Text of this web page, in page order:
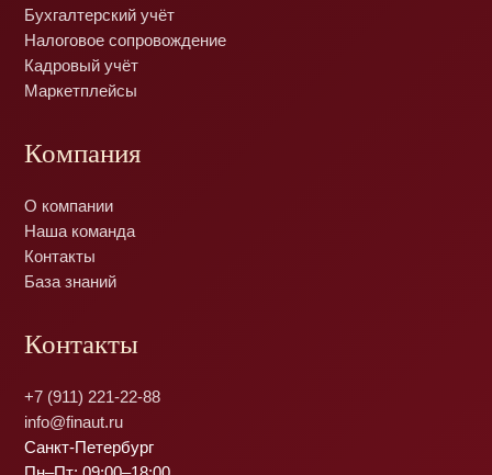
Бухгалтерский учёт
Налоговое сопровождение
Кадровый учёт
Маркетплейсы
Компания
О компании
Наша команда
Контакты
База знаний
Контакты
+7 (911) 221-22-88
info@finaut.ru
Санкт-Петербург